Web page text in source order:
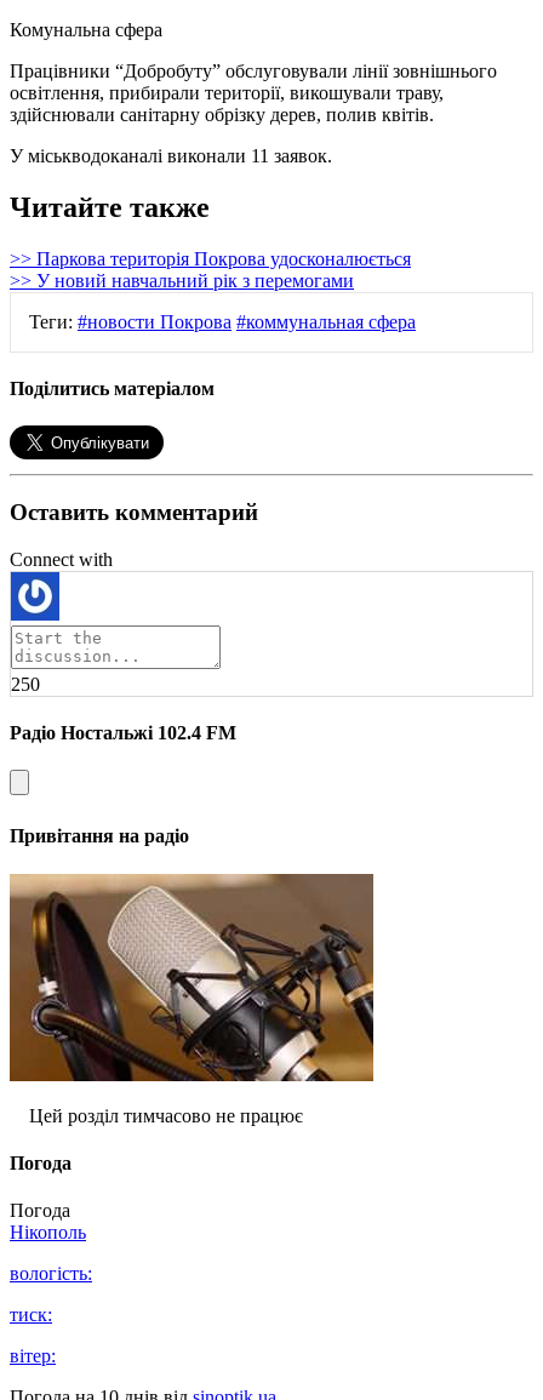
Комунальна сфера
Працівники “Добробуту” обслуговували лінії зовнішнього
освітлення, прибирали території, викошували траву,
здійснювали санітарну обрізку дерев, полив квітів.
У міськводоканалі виконали 11 заявок.
Читайте также
>> Паркова територія Покрова удосконалюється
>> У новий навчальний рік з перемогами
Теги: #новости Покрова #коммунальная сфера
Поділитись матеріалом
Оставить комментарий
Connect with
250
Радіо Ностальжі 102.4 FM
Привітання на радіо
Цей розділ тимчасово не працює
Погода
Погода
Нікополь
вологість:
тиск:
вітер: